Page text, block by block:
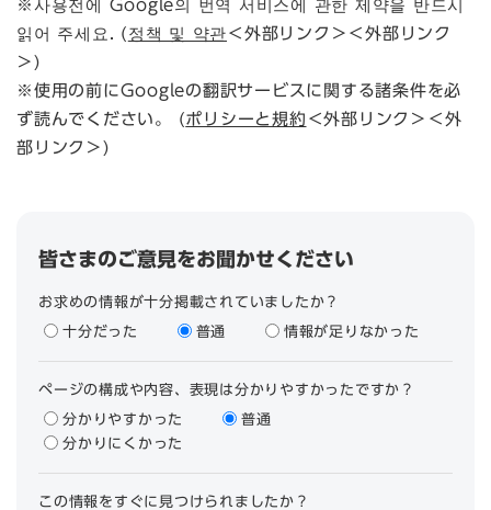
※사용전에 Google의 번역 서비스에 관한 제약을 반드시
읽어 주세요. ( 정책 및 약관 ＜外部リンク＞ ＜外部リンク
＞)
※使用の前にGoogleの翻訳サービスに関する諸条件を必
ず読んでください。 (ポリシーと規約 ＜外部リンク＞ ＜外
部リンク＞)
皆さまのご意見をお聞かせください
お求めの情報が十分掲載されていましたか？
十分だった 普通 情報が足りなかった
ページの構成や内容、表現は分かりやすかったですか？
分かりやすかった
普通
分かりにくかった
この情報をすぐに見つけられましたか？